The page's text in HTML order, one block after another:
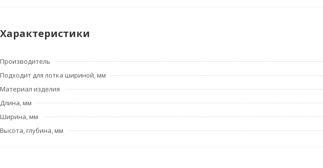
Характеристики
Производитель
Подходит для лотка шириной, мм
Материал изделия
Длина, мм
Ширина, мм
Высота, глубина, мм